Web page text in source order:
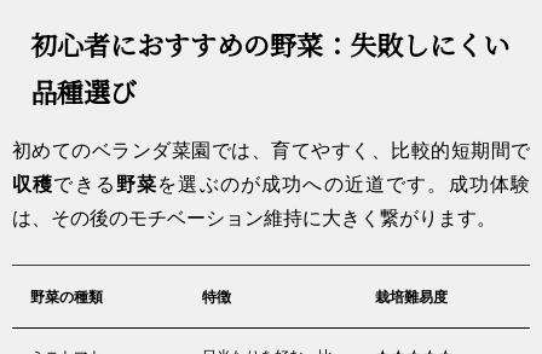
初心者におすすめの野菜：失敗しにくい
品種選び
初めてのベランダ菜園では、育てやすく、比較的短期間で
収穫できる 野菜を選ぶのが成功への近道です。成功体験
は、その後のモチベーション維持に大きく繋がります。
野菜の種類 特徴 栽培難易度